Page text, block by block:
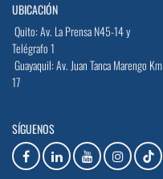
UBICACIÓN
Quito: Av. La Prensa N45-14 y
Telégrafo 1
Guayaquil: Av. Juan Tanca Marengo Km
17
SÍGUENOS